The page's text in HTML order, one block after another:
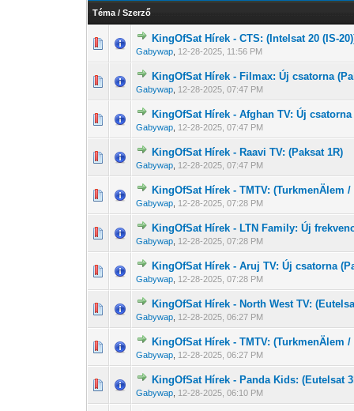
Téma /Szerző
KingOfSat Hírek - CTS: (Intelsat 20 (IS-
Gabywap 12-28-2025, 11:56 PM
0 Szavazat - 01
KingOfSat Hírek - Filmax: Új csatorna
Gabywap 12-28-2025, 07:47 PM
0 Szavazat - 01
KingOfSat Hírek - Afghan TV: Új csatorna
Gabywap 12-28-2025, 07:47 PM
0 Szavazat - 01
KingOfSat Hírek - Raavi TV: (Paksat 1R)
Gabywap 12-28-2025, 07:47 PM
0 Szavazat - 0
KingOfSat Hírek - TMTV: (TurkmenÄlem
Gabywap 12-28-2025, 07:28 PM
0 Szavazat - 01
KingOfSat Hírek - LTN Family: Új
Gabywap 12-28-2025, 07:28 PM
0 Szavazat - 01
KingOfSat Hírek - Aruj TV: Új csatorna
Gabywap 12-28-2025, 07:28 PM
0 Szavazat - 0 1
KingOfSat Hírek - North West TV:
Gabywap 12-28-2025, 06:27 PM
0 Szavazat - 01
KingOfSat Hírek - TMTV: (TurkmenÄlem
Gabywap 12-28-2025, 06:27 PM
0 Szavazat - 01
KingOfSat Hírek - Panda Kids: (Eutelsat
Gabywap 12-28-2025, 06:10 PM
0 Szavazat - 01